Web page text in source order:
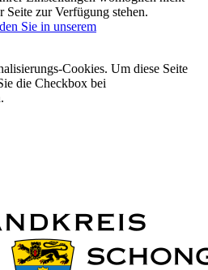
Seite zur Verfügung stehen.
Sie in unserem
Cookies. Um diese Seite
die Checkbox bei